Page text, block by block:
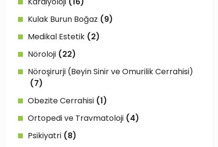
Kulak Burun Boğaz (9)
Medikal Estetik (2)
Nöroloji (22)
Nöroşirurji (Beyin Sinir ve Omurilik Cerrahisi)
(7)
Obezite Cerrahisi (1)
Ortopedi ve Travmatoloji (4)
Psikiyatri (8)